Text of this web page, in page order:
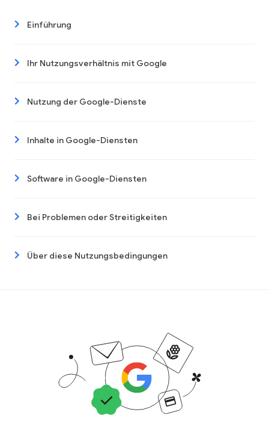
Einführung
Ihr Nutzungsverhältnis mit Google
Nutzung der Google-Dienste
Inhalte in Google-Diensten
Software in Google-Diensten
Bei Problemen oder Streitigkeiten
Über diese Nutzungsbedingungen